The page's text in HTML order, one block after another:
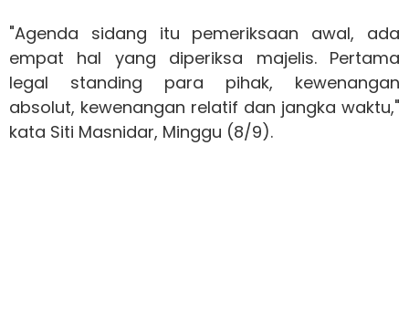
"Agenda sidang itu pemeriksaan awal, ada
empat hal yang diperiksa majelis. Pertama
legal standing para pihak, kewenangan
absolut, kewenangan relatif dan jangka waktu,"
kata Siti Masnidar, Minggu (8/9).